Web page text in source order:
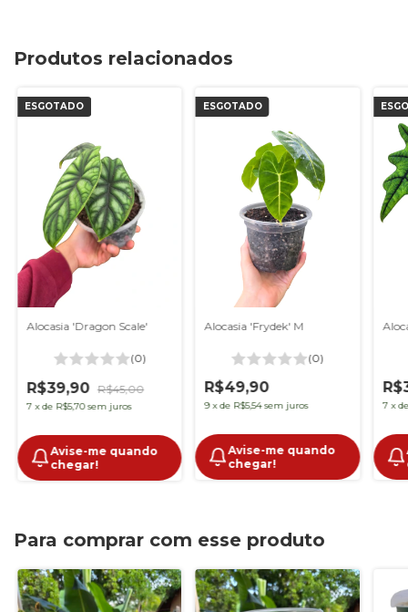
Produtos relacionados
ESGOTADO
Alocasia 'Dragon Scale'
(0)
R$39,90 R$45,00
7 xde R$5,70 sem juros
Avise-me quando
chegar!
ESGOTADO
Alocasia 'Frydek' M
(0)
R$49,90
9 xde R$5,54 sem juros
Avise-me quando
chegar!
7 x
Para comprar com esse produto